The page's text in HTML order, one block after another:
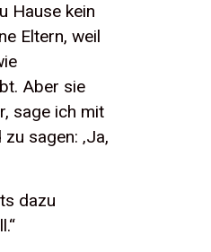
Hause kein
Eltern, weil
Aber sie
sage ich mit
sagen: ‚Ja,
dazu